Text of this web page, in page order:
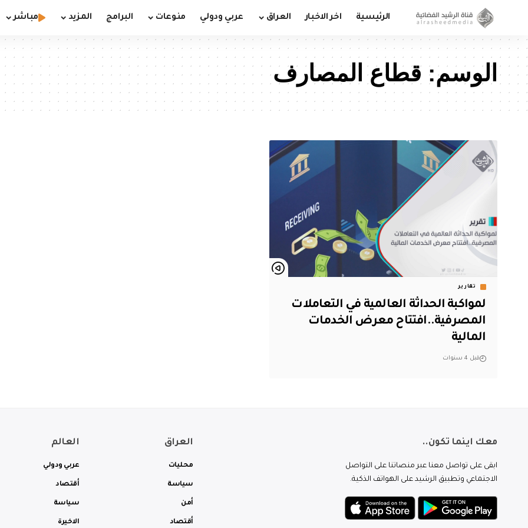
الرئيسية اخر الاخبار العراق عربي ودولي منوعات البرامج المزيد مباشر
الوسم: قطاع المصارف
تقارير
لمواكبة الحداثة العالمية في التعاملات
المصرفية..افتتاح معرض الخدمات
المالية
قبل 4 سنوات
معك اينما تكون..
ابقى على تواصل معنا عبر منصاتنا على التواصل
الاجتماعي وتطبيق الرشيد على الهواتف الذكية.
العراق
محليات
سياسة
أمن
أقتصاد
العالم
عربي ودولي
أقتصاد
سياسة
الاخيرة